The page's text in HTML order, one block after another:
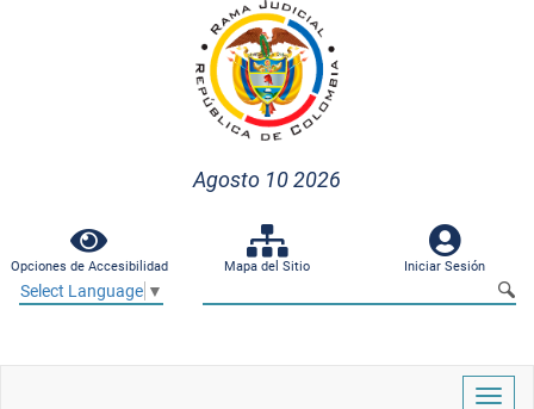
Agosto 10 2026
Opciones de Accesibilidad Mapa del Sitio Iniciar Sesión
Select Language ▼